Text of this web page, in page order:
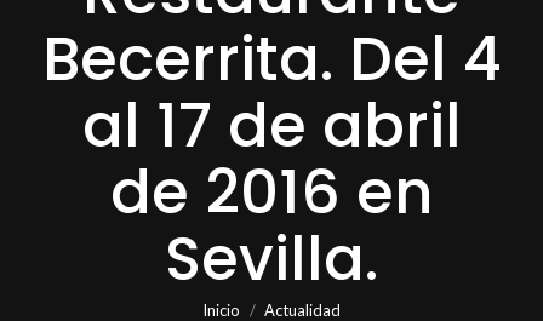
Becerrita. Del 4
al 17 de abril
de 2016 en
Sevilla.
Inicio
Actualidad